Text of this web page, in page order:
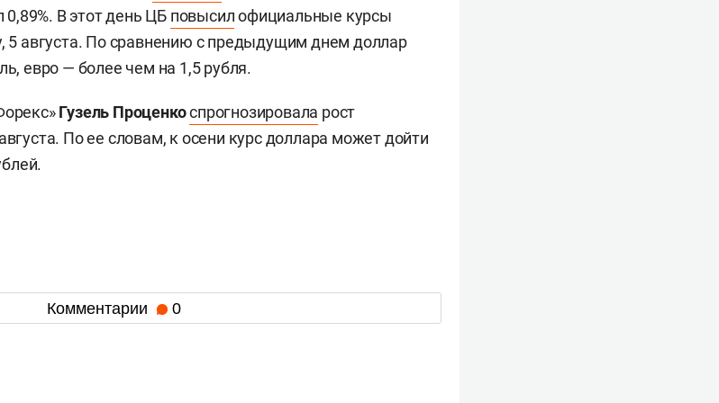
0,89%. В этот день ЦБ повысилофициальные курсы
5 августа. По сравнению с предыдущим днем доллар
евро — более чем на 1,5 рубля.
Гузель Проценкоспрогнозировала рост
По ее словам, к осени курс доллара может дойти
Комментарии 0